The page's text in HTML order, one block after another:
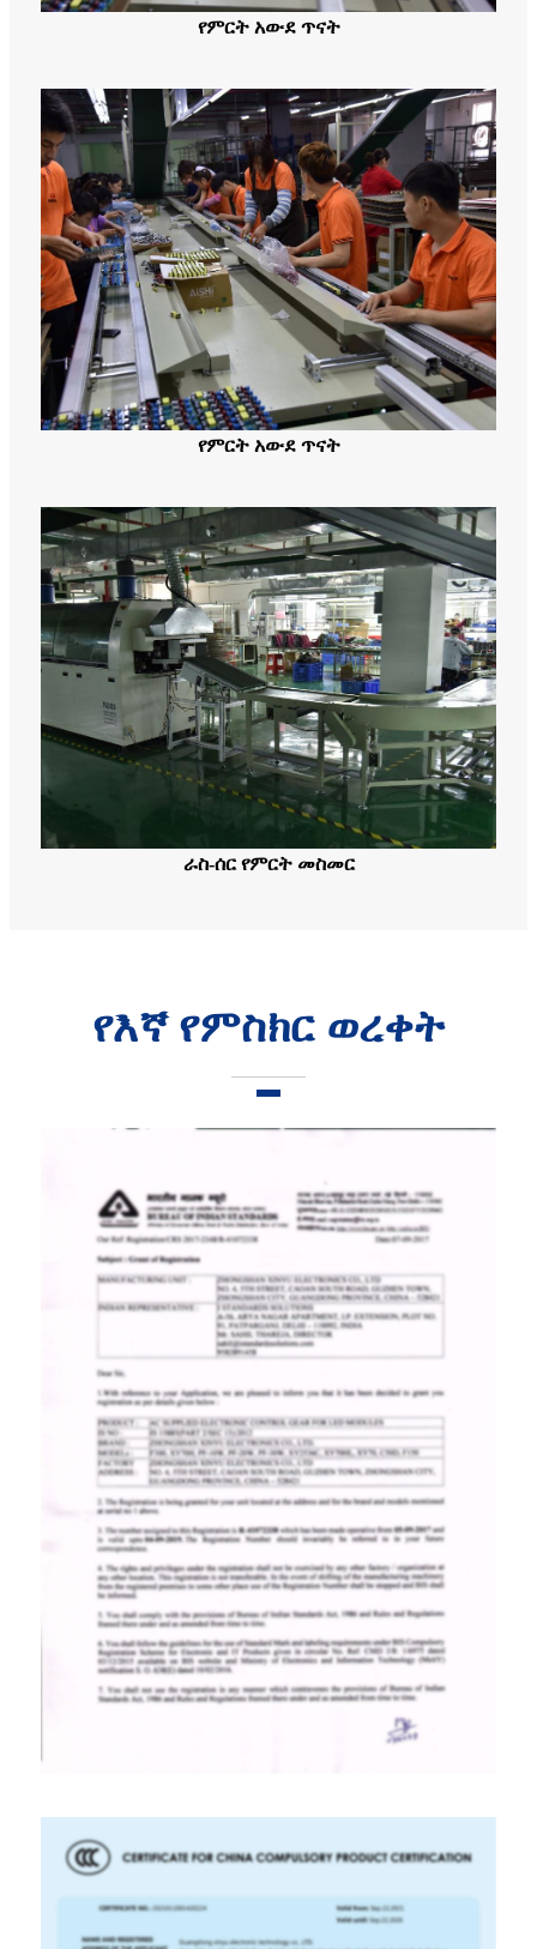
የምርት አውደ ጥናት
የምርት አውደ ጥናት
ራስ-ሰር የምርት መስመር
የእኛ የምስክር ወረቀት